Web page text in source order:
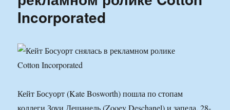
Incorporated
Кейт Босуорт (Kate Bosworth) пошла по стопам